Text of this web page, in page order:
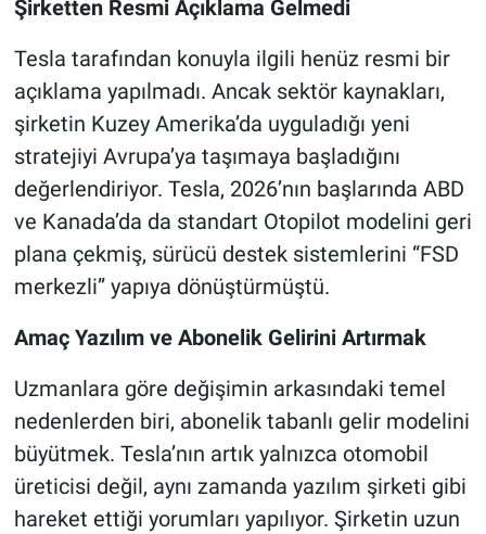
Şirketten Resmi Açıklama Gelmedi
Tesla tarafından konuyla ilgili henüz resmi bir
açıklama yapılmadı. Ancak sektör kaynakları,
şirketin Kuzey Amerika’da uyguladığı yeni
stratejiyi Avrupa’ya taşımaya başladığını
değerlendiriyor. Tesla, 2026’nın başlarında ABD
ve Kanada’da da standart Otopilot modelini geri
plana çekmiş, sürücü destek sistemlerini “FSD
merkezli” yapıya dönüştürmüştü.
Amaç Yazılım ve Abonelik Gelirini Artırmak
Uzmanlara göre değişimin arkasındaki temel
nedenlerden biri, abonelik tabanlı gelir modelini
büyütmek. Tesla’nın artık yalnızca otomobil
üreticisi değil, aynı zamanda yazılım şirketi gibi
hareket ettiği yorumları yapılıyor. Şirketin uzun